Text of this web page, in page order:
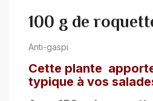
100 g de
Anti-gaspi
Cette plante
typique à vos